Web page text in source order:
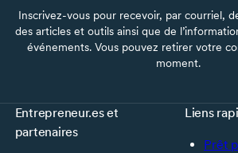
Inscrivez-vous pour recevoir, par courriel,
des articles et outils ainsi que de
événements. Vous pouvez retirer votre
moment.
Entrepreneur.es et
partenaires
Liens
Prêt